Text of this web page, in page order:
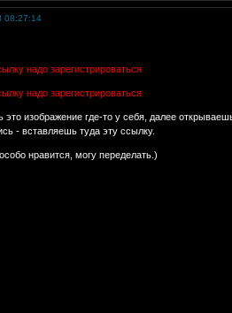
08:27:14
надо зарегистрироваться
надо зарегистрироваться
изображение где-то у себя, далее
- вставляешь туда эту ссылку.
нравится, могу переделать.)